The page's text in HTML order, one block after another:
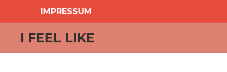
IMPRESSUM
I FEEL LIKE